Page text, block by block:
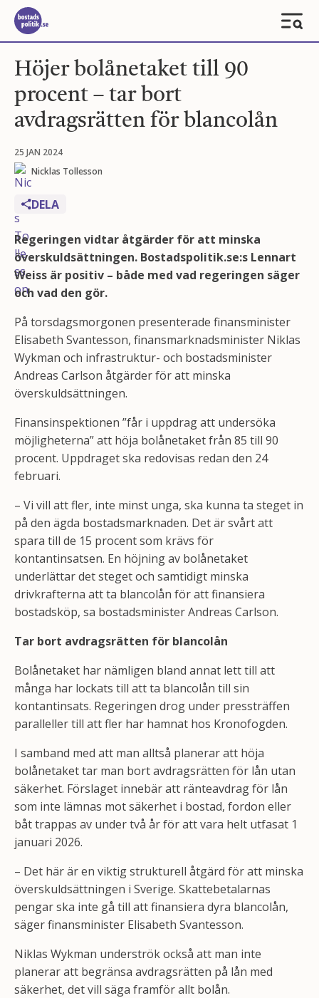
Höjer bolånetaket till 90
procent – tar bort
avdragsrätten för blancolån
25 JAN 2024
Nicklas Tollesson
DELA
Regeringen vidtar åtgärder för att minska
överskuldsättningen. Bostadspolitik.se:s Lennart
Weiss är positiv – både med vad regeringen säger
och vad den gör.
På torsdagsmorgonen presenterade finansminister
Elisabeth Svantesson, finansmarknadsminister Niklas
Wykman och infrastruktur- och bostadsminister
Andreas Carlson åtgärder för att minska
överskuldsättningen.
Finansinspektionen ”får i uppdrag att undersöka
möjligheterna” att höja bolånetaket från 85 till 90
procent. Uppdraget ska redovisas redan den 24
februari.
– Vi vill att fler, inte minst unga, ska kunna ta steget in
på den ägda bostadsmarknaden. Det är svårt att
spara till de 15 procent som krävs för
kontantinsatsen. En höjning av bolånetaket
underlättar det steget och samtidigt minska
drivkrafterna att ta blancolån för att finansiera
bostadsköp, sa bostadsminister Andreas Carlson.
Tar bort avdragsrätten för blancolån
Bolånetaket har nämligen bland annat lett till att
många har lockats till att ta blancolån till sin
kontantinsats. Regeringen drog under pressträffen
paralleller till att fler har hamnat hos Kronofogden.
I samband med att man alltså planerar att höja
bolånetaket tar man bort avdragsrätten för lån utan
säkerhet. Förslaget innebär att ränteavdrag för lån
som inte lämnas mot säkerhet i bostad, fordon eller
båt trappas av under två år för att vara helt utfasat 1
januari 2026.
– Det här är en viktig strukturell åtgärd för att minska
överskuldsättningen i Sverige. Skattebetalarnas
pengar ska inte gå till att finansiera dyra blancolån,
säger finansminister Elisabeth Svantesson.
Niklas Wykman underströk också att man inte
planerar att begränsa avdragsrätten på lån med
säkerhet, det vill säga framför allt bolån.